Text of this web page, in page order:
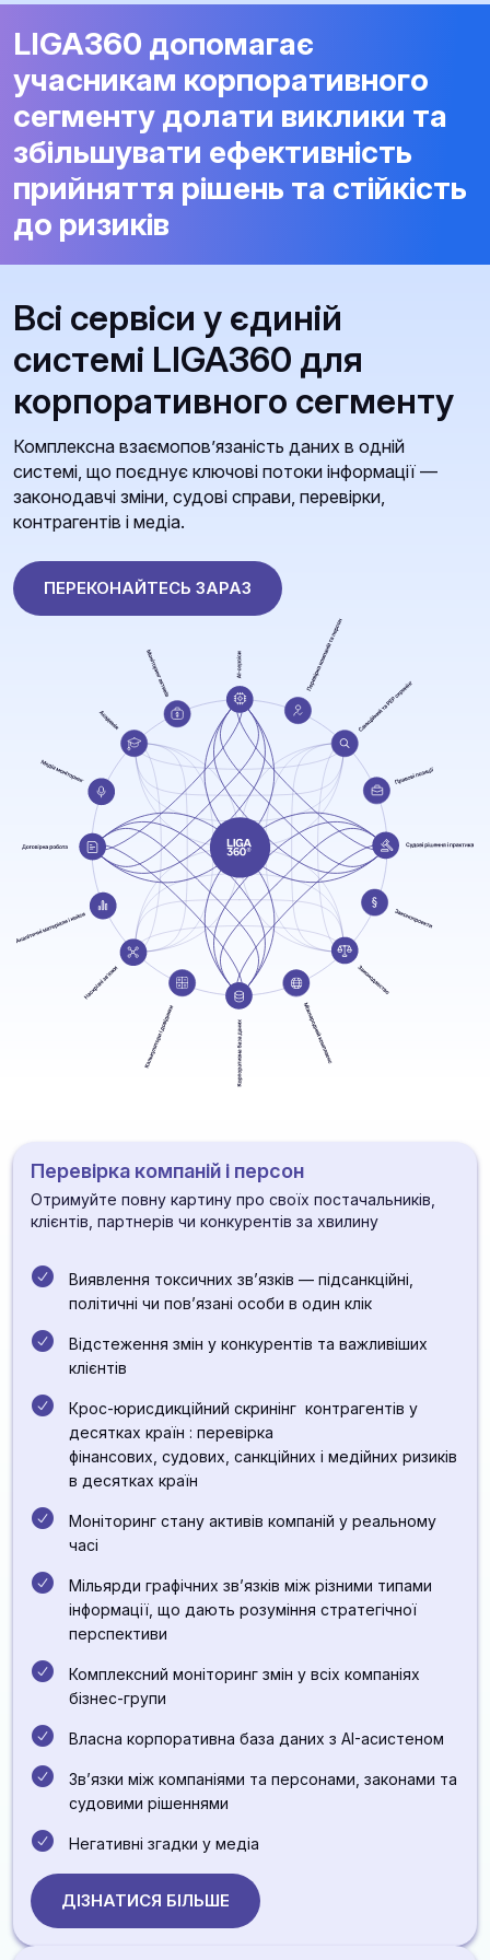
LIGA360 допомагає
учасникам корпоративного
сегменту долати виклики та
збільшувати ефективність
прийняття рішень та стійкість
до ризиків
Всі сервіси у єдиній
системі LIGA360 для
корпоративного сегменту
Комплексна взаємопов’язаність даних в одній
системі, що поєднує ключові потоки інформації —
законодавчі зміни, судові справи, перевірки,
контрагентів і медіа.
ПЕРЕКОНАЙТЕСЬ ЗАРАЗ
Перевірка компаній і персон
Отримуйте повну картину про своїх постачальників,
клієнтів, партнерів чи конкурентів за хвилину
Виявлення токсичних зв’язків — підсанкційні,
політичні чи пов’язані особи в один клік
Відстеження змін у конкурентів та важливіших
клієнтів
Крос-юрисдикційний скринінг контрагентів у
десятках країн : перевірка
фінансових, судових, санкційних і медійних ризиків
в десятках країн
Моніторинг стану активів компаній у реальному
часі
Мільярди графічних звʼязків між різними типами
інформації, що дають розуміння стратегічної
перспективи
Комплексний моніторинг змін у всіх компаніях
бізнес-групи
Власна корпоративна база даних з AI-асистеном
Звʼязки між компаніями та персонами, законами та
судовими рішеннями
Негативні згадки у медіа
ДІЗНАТИСЯ БІЛЬШЕ